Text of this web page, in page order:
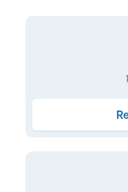
centrálna klimatizácia
trezor (za poplatok)
s